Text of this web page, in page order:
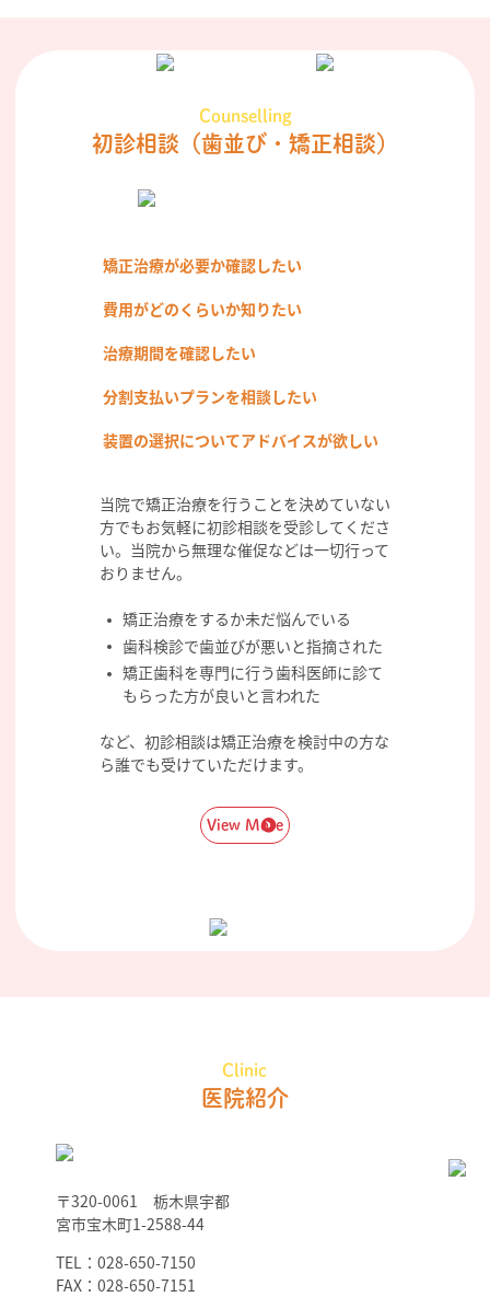
Counselling
初診相談 （歯並び・矯正相談）
矯正治療が必要か確認したい
費用がどのくらいか知りたい
治療期間を確認したい
分割支払いプランを相談したい
装置の選択についてアドバイスが欲しい
当院で矯正治療を行うことを決めていない
方でもお気軽に初診相談を受診してくださ
い。当院から無理な催促などは一切行って
おりません。
矯正治療をするか未だ悩んでいる
歯科検診で歯並びが悪いと指摘された
矯正歯科を専門に行う歯科医師に診て
もらった方が良いと言われた
など、初診相談は矯正治療を検討中の方な
ら誰でも受けていただけます。
View More
Clinic
医院紹介
〒320-0061 栃木県宇都
宮市宝木町1-2588-44
TEL：028-650-7150
FAX：028-650-7151